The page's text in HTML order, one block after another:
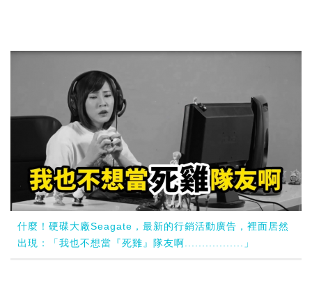
什麼！硬碟大廠Seagate，最新的行銷活動廣告，裡面居然
出現：「我也不想當『死雞』隊友啊.................」